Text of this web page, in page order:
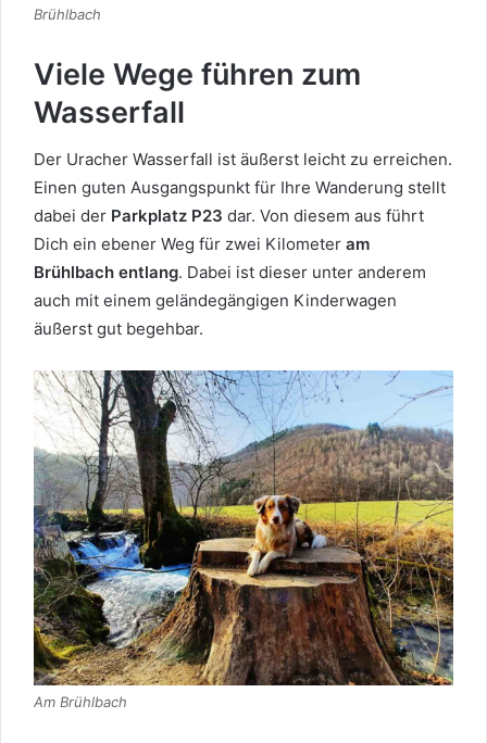
Brühlbach
Viele Wege führen zum
Wasserfall
Der Uracher Wasserfall ist äußerst leicht zu erreichen.
Einen guten Ausgangspunkt für Ihre Wanderung stellt
dabei der Parkplatz P23 dar. Von diesem aus führt
Dich ein ebener Weg für zwei Kilometer am
Brühlbach entlang. Dabei ist dieser unter anderem
auch mit einem geländegängigen Kinderwagen
äußerst gut begehbar.
Am Brühlbach